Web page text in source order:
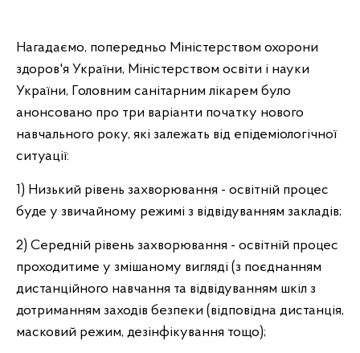
Нагадаємо, попередньо Міністерством охорони
здоров'я України, Міністерством освіти і науки
України, Головним санітарним лікарем було
анонсовано про три варіанти початку нового
навчального року, які залежать від епідеміологічної
ситуації:
1) Низький рівень захворювання - освітній процес
буде у звичайному режимі з відвідуванням закладів;
2) Середній рівень захворювання - освітній процес
проходитиме у змішаному вигляді (з поєднанням
дистанційного навчання та відвідуванням шкіл з
дотриманням заходів безпеки (відповідна дистанція,
масковий режим, дезінфікування тощо);